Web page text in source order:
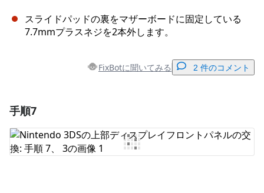
スライドパッドの裏をマザーボードに固定している
7.7mmプラスネジを2本外します。
FixBotに聞いてみる 2 件のコメント
コメントを追加
手順7